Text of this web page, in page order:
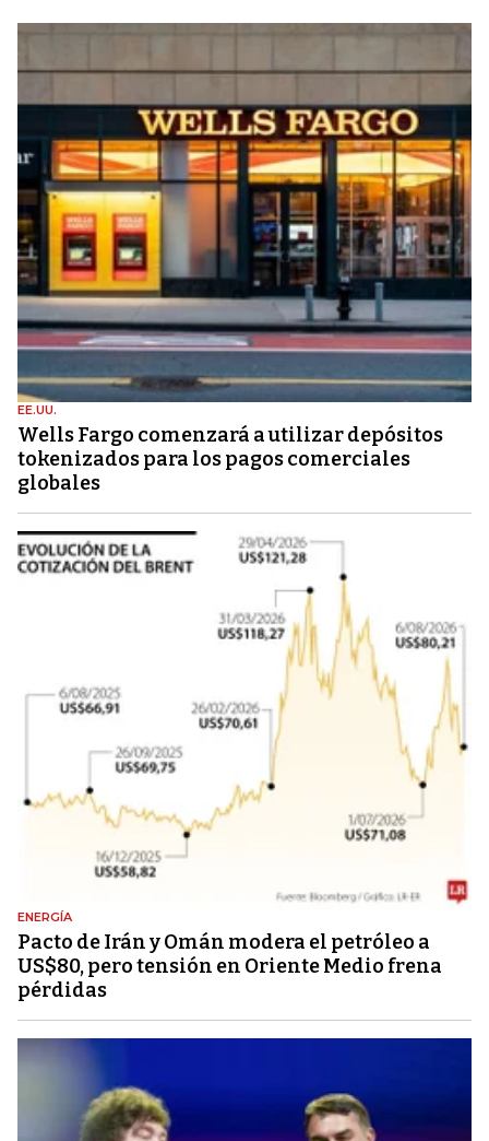
EE.UU.
Wells Fargo comenzará a utilizar depósitos
tokenizados para los pagos comerciales
globales
ENERGÍA
Pacto de Irán y Omán modera el petróleo a
US$80, pero tensión en Oriente Medio frena
pérdidas